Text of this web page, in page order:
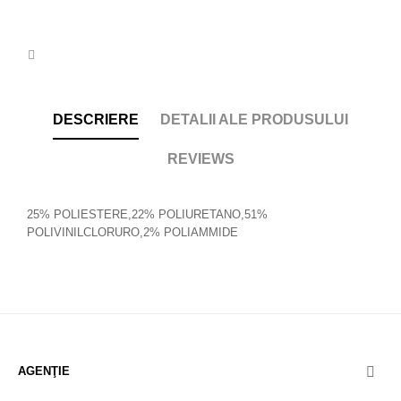
DESCRIERE DETALII ALE PRODUSULUI
REVIEWS
25% POLIESTERE,22% POLIURETANO,51%
POLIVINILCLORURO,2% POLIAMMIDE
AGENŢIE 